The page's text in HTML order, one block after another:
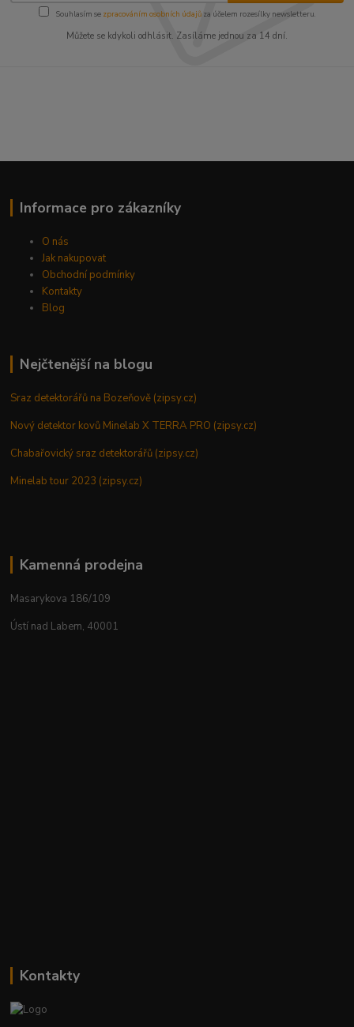
Souhlasím se zpracováním osobních údajůza účelem rozesílky newsletteru.
Můžete se kdykoli odhlásit. Zasíláme jednou za 14 dní.
Informace pro zákazníky
O nás
Jak nakupovat
Obchodní podmínky
Kontakty
Blog
Nejčtenější na blogu
Sraz detektorářů na Bozeňově (zipsy.cz)
Nový detektor kovů Minelab X TERRA PRO (zipsy.cz)
Chabařovický sraz detektorářů (zipsy.cz)
Minelab tour 2023 (zipsy.cz)
Kamenná prodejna
Masarykova 186/109
Ústí nad Labem, 40001
Kontakty